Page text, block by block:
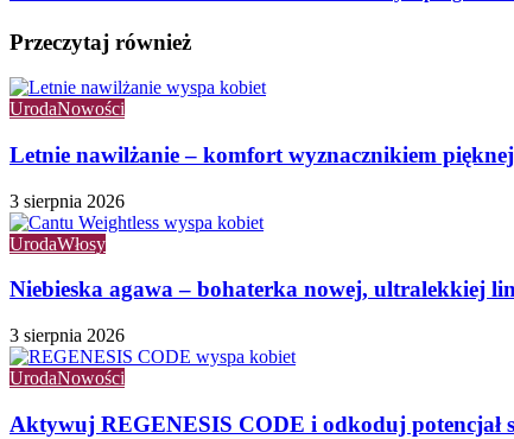
Przeczytaj również
UrodaNowości
Letnie nawilżanie – komfort wyznacznikiem
3 sierpnia 2026
UrodaWłosy
Niebieska agawa – bohaterka nowej, ultralekkiej
3 sierpnia 2026
UrodaNowości
Aktywuj REGENESIS CODE i odkoduj potencjał